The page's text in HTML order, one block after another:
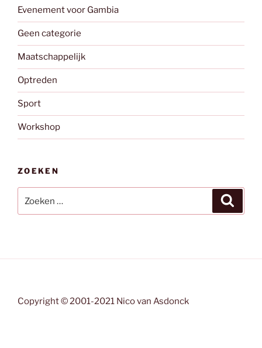
Evenement voor Gambia
Geen categorie
Maatschappelijk
Optreden
Sport
Workshop
ZOEKEN
naar:
Copyright © 2001-2021 Nico van Asdonck